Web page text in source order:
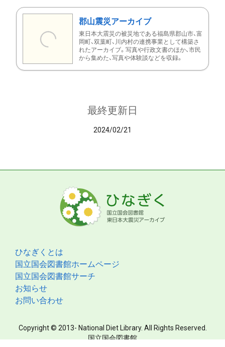
郡山震災アーカイブ
東日本大震災の被災地である福島県郡山市、富
岡町、双葉町、川内村の連携事業として構築さ
れたアーカイブ。写真や行政文書のほか、市民
から集めた、写真や体験談などを収録。
最終更新日
2024/02/21
ひなぎくとは
国立国会図書館ホームページ
国立国会図書館サーチ
お知らせ
お問い合わせ
Copyright © 2013- National Diet Library. All Rights Reserved.